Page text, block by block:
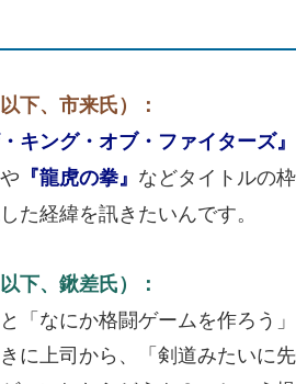
下、市来氏）：
・キング・オブ・ファイターズ』
や 『龍虎の拳』 などタイトルの
た経緯を訊きたいんです。
下、鍬差氏）：
「なにか格闘ゲームを作ろう
に上司から、「剣道みたいに